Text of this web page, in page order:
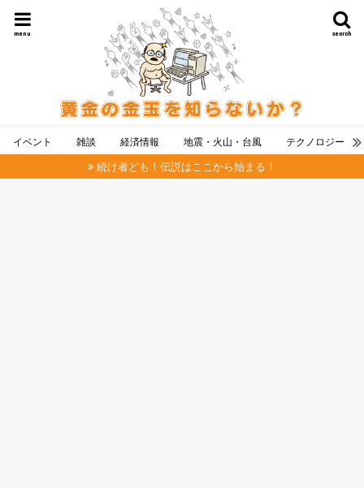
search
menu
イベント 雑談 経済情報 地震・火山・台風 テクノロジー
続け者ども！伝説はここから始まる！